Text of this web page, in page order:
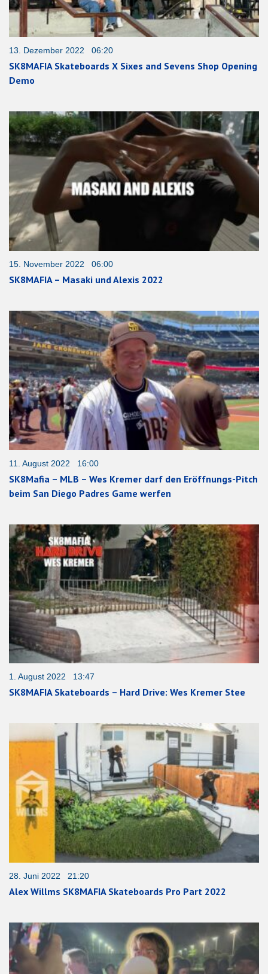
13. Dezember 2022 06:20
SK8MAFIA Skateboards X Sixes and Sevens Shop Opening
Demo
15. November 2022 06:00
SK8MAFIA – Masaki und Alexis 2022
11. August 2022 16:00
SK8Mafia – MLB – Wes Kremer darf den Eröffnungs-Pitch
beim San Diego Padres Game werfen
1. August 2022 13:47
SK8MAFIA Skateboards – Hard Drive: Wes Kremer Stee
28. Juni 2022 21:20
Alex Willms SK8MAFIA Skateboards Pro Part 2022